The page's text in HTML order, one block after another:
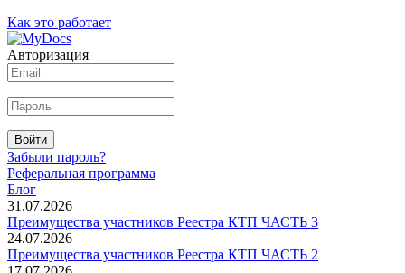
Как это работает
Авторизация
Войти
Забыли пароль?
Реферальная программа
Блог
31.07.2026
Преимущества участников Реестра КТП ЧАСТЬ 3
24.07.2026
Преимущества участников Реестра КТП ЧАСТЬ 2